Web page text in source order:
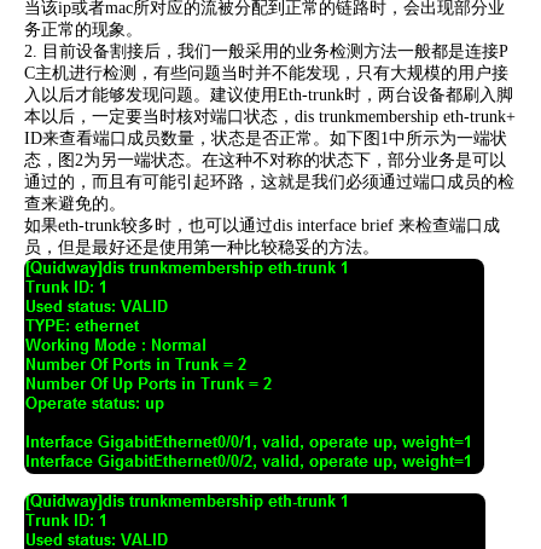
当该ip或者mac所对应的流被分配到正常的链路时，会出现部分业
务正常的现象。
2. 目前设备割接后，我们一般采用的业务检测方法一般都是连接P
C主机进行检测，有些问题当时并不能发现，只有大规模的用户接
入以后才能够发现问题。建议使用Eth-trunk时，两台设备都刷入脚
本以后，一定要当时核对端口状态，dis trunkmembership eth-trunk+
ID来查看端口成员数量，状态是否正常。如下图1中所示为一端状
态，图2为另一端状态。在这种不对称的状态下，部分业务是可以
通过的，而且有可能引起环路，这就是我们必须通过端口成员的检
查来避免的。
如果eth-trunk较多时，也可以通过dis interface brief 来检查端口成
员，但是最好还是使用第一种比较稳妥的方法。